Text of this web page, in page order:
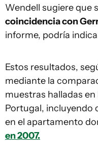
Wendell sugiere que
coincidencia con
informe, podría
Estos resultados,
mediante la
muestras halladas
Portugal, incluyendo
en el apartamento
en 2007.